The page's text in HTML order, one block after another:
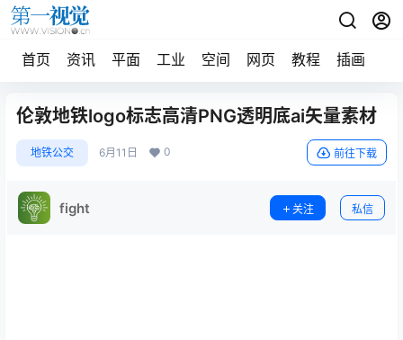
首页 资讯 平面 工业 空间 网页 教程 插画
伦敦地铁logo标志高清PNG透明底ai矢量素材
地铁公交 6月11日 0 前往下载
fight 关注 私信